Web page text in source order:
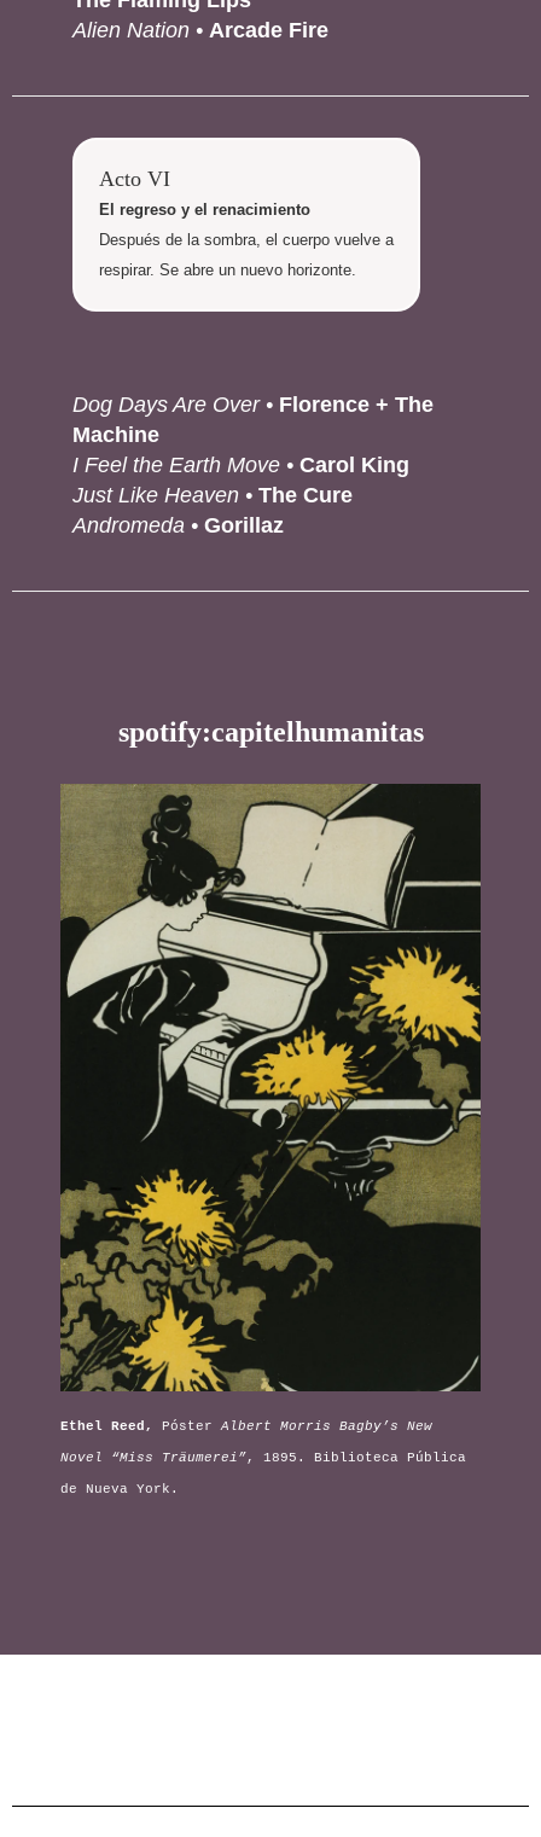
Alien Nation • Arcade Fire
Acto VI
El regreso y el renacimiento
Después de la sombra, el cuerpo vuelve a
respirar. Se abre un nuevo horizonte.
Dog Days Are Over • Florence + The
Machine
I Feel the Earth Move • Carol King
Just Like Heaven • The Cure
Andromeda • Gorillaz
spotify:capitelhumanitas
Ethel Reed, Póster Albert Morris Bagby’s New
Novel “Miss Träumerei” , 1895. Biblioteca Pública
de Nueva York.